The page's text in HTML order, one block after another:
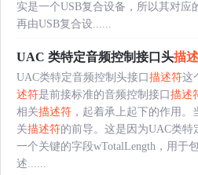
实是一个USB复合设备，所以其对应
再由USB复合设......
UAC 类特定音频控制接口头描
UAC类特定音频控制头接口 描述符这
述符是前接标准的音频控制接口 描述
相关描述符 ，起着承上起下的作用
关描述符的前导。这是因为UAC类特
一个关键的字段wTotalLength，用于
述......